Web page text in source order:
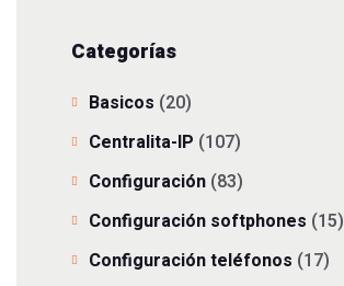
Categorías
Basicos (20)
Centralita-IP (107)
Configuración (83)
Configuración softphones (15)
Configuración teléfonos (17)